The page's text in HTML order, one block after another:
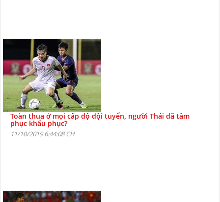
Toàn thua ở mọi cấp độ đội tuyển, người Thái đã tâm
phục khẩu phục?
11/10/2019 6:44:08 CH